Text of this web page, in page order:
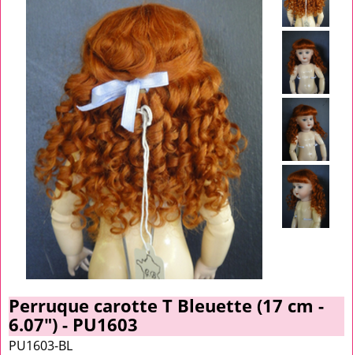
Perruque carotte T Bleuette (17 cm -
6.07") - PU1603
PU1603-BL